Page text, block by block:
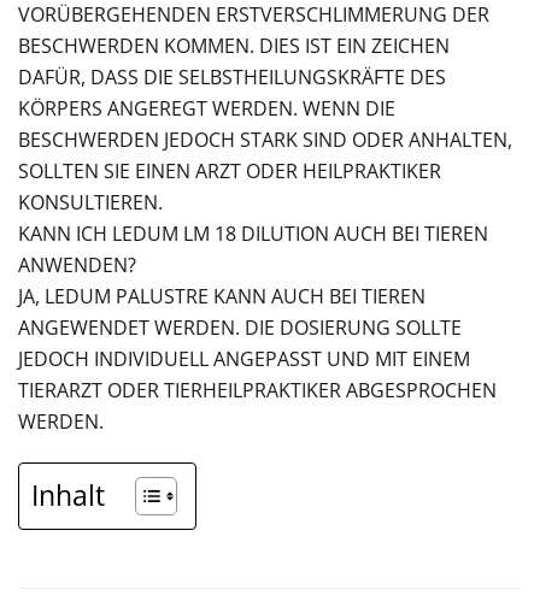
VORÜBERGEHENDEN ERSTVERSCHLIMMERUNG DER
BESCHWERDEN KOMMEN. DIES IST EIN ZEICHEN
DAFÜR, DASS DIE SELBSTHEILUNGSKRÄFTE DES
KÖRPERS ANGEREGT WERDEN. WENN DIE
BESCHWERDEN JEDOCH STARK SIND ODER ANHALTEN,
SOLLTEN SIE EINEN ARZT ODER HEILPRAKTIKER
KONSULTIEREN.
KANN ICH LEDUM LM 18 DILUTION AUCH BEI TIEREN
ANWENDEN?
JA, LEDUM PALUSTRE KANN AUCH BEI TIEREN
ANGEWENDET WERDEN. DIE DOSIERUNG SOLLTE
JEDOCH INDIVIDUELL ANGEPASST UND MIT EINEM
TIERARZT ODER TIERHEILPRAKTIKER ABGESPROCHEN
WERDEN.
Inhalt